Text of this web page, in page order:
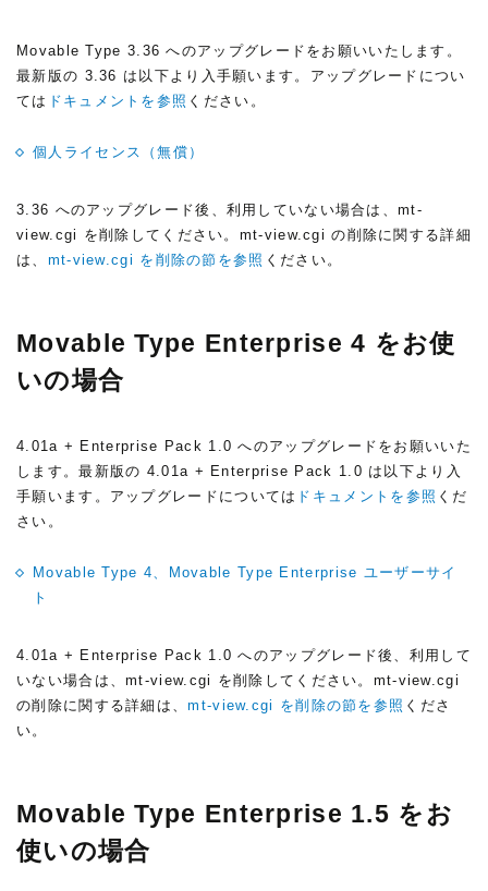
Movable Type 3.36 へのアップグレードをお願いいたします。
最新版の 3.36 は以下より入手願います。アップグレードについ
ては ドキュメントを参照 ください。
個人ライセンス（無償）
3.36 へのアップグレード後、利用していない場合は、mt-
view.cgi を削除してください。mt-view.cgi の削除に関する詳細
は、 mt-view.cgi を削除の節を参照 ください。
Movable Type Enterprise 4 をお使
いの場合
4.01a + Enterprise Pack 1.0 へのアップグレードをお願いいた
します。最新版の 4.01a + Enterprise Pack 1.0 は以下より入
手願います。アップグレードについては ドキュメントを参照 くだ
さい。
Movable Type 4、Movable Type Enterprise ユーザーサイ
ト
4.01a + Enterprise Pack 1.0 へのアップグレード後、利用して
いない場合は、mt-view.cgi を削除してください。mt-view.cgi
の削除に関する詳細は、mt-view.cgi を削除の節を参照 くださ
い。
Movable Type Enterprise 1.5 をお
使いの場合